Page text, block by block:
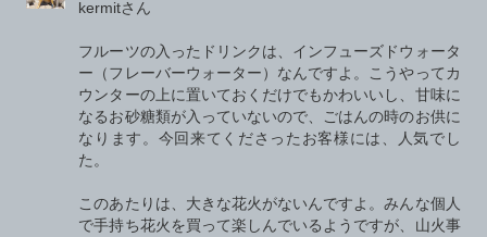
kermitさん
フルーツの入ったドリンクは、インフューズドウォータ
ー（フレーバーウォーター）なんですよ。こうやってカ
ウンターの上に置いておくだけでもかわいいし、甘味に
なるお砂糖類が入っていないので、ごはんの時のお供に
なります。今回来てくださったお客様には、人気でし
た。
このあたりは、大きな花火がないんですよ。みんな個人
で手持ち花火を買って楽しんでいるようですが、山火事